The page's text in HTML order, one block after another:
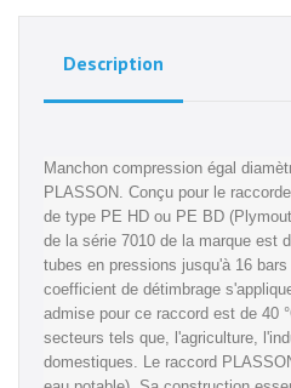
Description
Manchon compression égal
PLASSON. Conçu pour le
de type PE HD ou PE BD
de la série 7010 de la marque est
tubes en pressions jusqu'à 16
coefficient de détimbrage
admise pour ce raccord est de 40
secteurs tels que, l'agriculture,
domestiques. Le raccord